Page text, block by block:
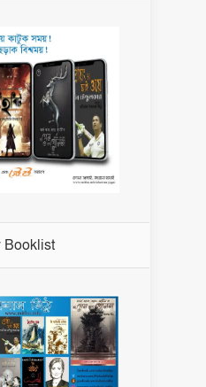
Booklist